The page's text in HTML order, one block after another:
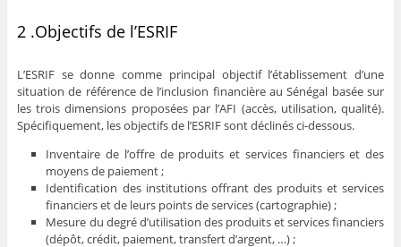
2 .Objectifs de l’ESRIF
L’ESRIF se donne comme principal objectif l’établissement d’une
situation de référence de l’inclusion financière au Sénégal basée sur
les trois dimensions proposées par l’AFI (accès, utilisation, qualité).
Spécifiquement, les objectifs de l’ESRIF sont déclinés ci-dessous.
Inventaire de l’offre de produits et services financiers et des
moyens de paiement ;
Identification des institutions offrant des produits et services
financiers et de leurs points de services (cartographie) ;
Mesure du degré d’utilisation des produits et services financiers
(dépôt, crédit, paiement, transfert d’argent, …) ;